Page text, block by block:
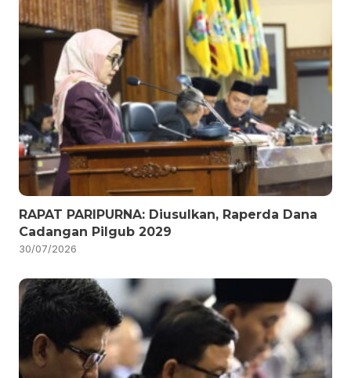
RAPAT PARIPURNA: Diusulkan, Raperda Dana
Cadangan Pilgub 2029
30/07/2026